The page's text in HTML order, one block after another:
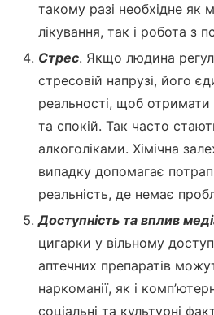
такому разі необхідне як
лікування, так і робота з
Стрес. Якщо людина
стресовій напрузі, його
реальності, щоб
та спокій. Так часто
алкоголіками. Хімічна
випадку допомагає
реальність, де немає
Доступність та вплив
цигарки у вільному
аптечних препаратів
наркоманії, як і
соціальні та культурні